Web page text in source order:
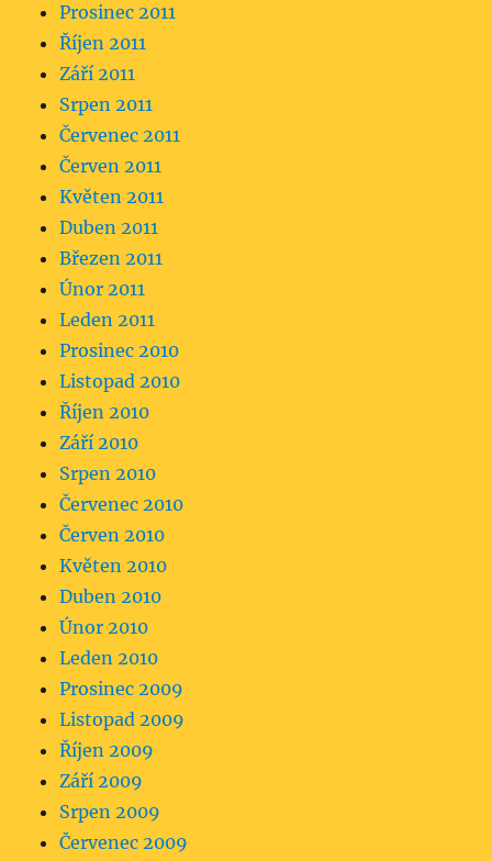
Prosinec 2011
Říjen 2011
Září 2011
Srpen 2011
Červenec 2011
Červen 2011
Květen 2011
Duben 2011
Březen 2011
Únor 2011
Leden 2011
Prosinec 2010
Listopad 2010
Říjen 2010
Září 2010
Srpen 2010
Červenec 2010
Červen 2010
Květen 2010
Duben 2010
Únor 2010
Leden 2010
Prosinec 2009
Listopad 2009
Říjen 2009
Září 2009
Srpen 2009
Červenec 2009